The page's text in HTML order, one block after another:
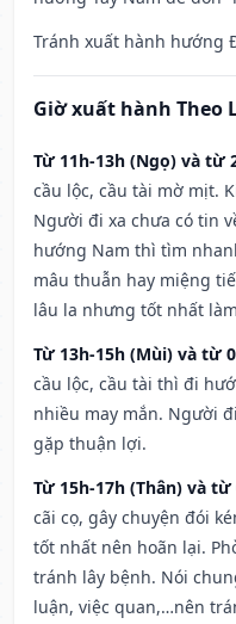
Tránh xuất hành hướng
Giờ xuất hành Theo
Từ 11h-13h (Ngọ) và từ
cầu lộc, cầu tài mờ mịt.
Người đi xa chưa có tin
hướng Nam thì tìm
mâu thuẫn hay miệng
lâu la nhưng tốt nhất
Từ 13h-15h (Mùi) và từ
cầu lộc, cầu tài thì đi
nhiều may mắn. Người
gặp thuận lợi.
Từ 15h-17h (Thân) và từ
cãi cọ, gây chuyện đói
tốt nhất nên hoãn lại.
tránh lây bệnh. Nói
luận, việc quan,…nên